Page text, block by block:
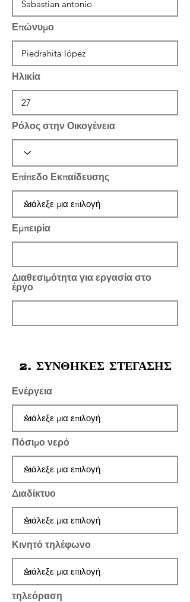
Επώνυμο
Ηλικία
Ρόλος στην Οικογένεια
Επίπεδο Εκπαίδευσης
Εμπειρία
Διαθεσιμότητα για εργασία στο
έργο
2. ΣΥΝΘΗΚΕΣ ΣΤΕΓΑΣΗΣ
Ενέργεια
Πόσιμο νερό
Διαδίκτυο
Κινητό τηλέφωνο
τηλεόραση